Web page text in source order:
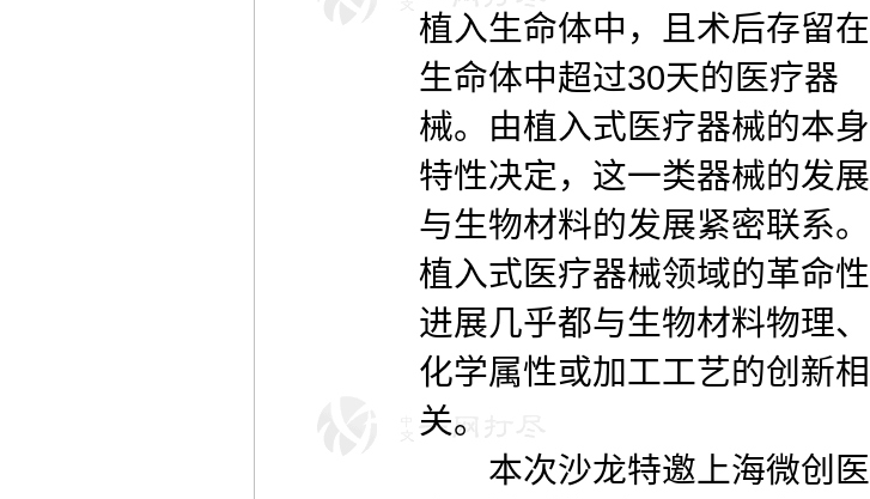
植入生命体中，且术后存留在
生命体中超过30天的医疗器
械。由植入式医疗器械的本身
特性决定，这一类器械的发展
与生物材料的发展紧密联系。
植入式医疗器械领域的革命性
进展几乎都与生物材料物理、
化学属性或加工工艺的创新相
关。
本次沙龙特邀上海微创医